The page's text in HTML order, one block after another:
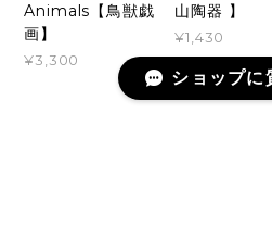
Animals【鳥獣戯
画】
¥3,300
山陶器 】
¥1,430
ショップに